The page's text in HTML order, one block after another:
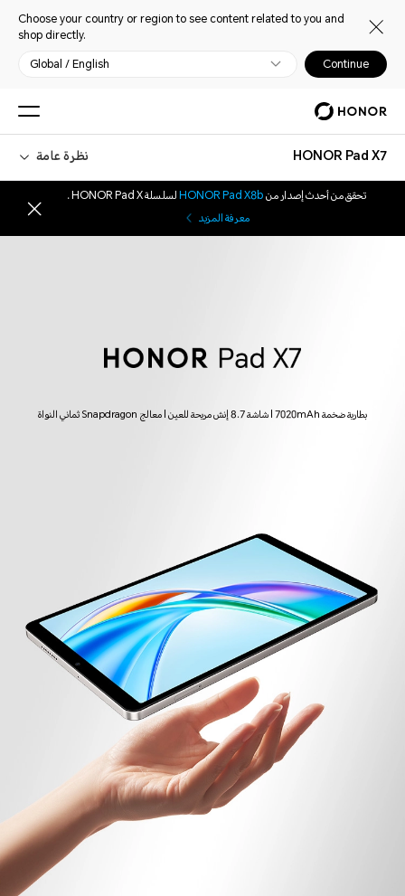
Choose your country or region to see content related to you and
shop directly.
Global / English Continue
HONOR Pad X7 نظرة عامة
تحقق من أحدث إصدار منHONOR Pad X8bلسلسلة HONOR Pad X .
معرفة المزيد
بطارية ضخمة 7020mAh | شاشة 8.7 إنش مريحة للعين | معالج Snapdragon ثماني النواة